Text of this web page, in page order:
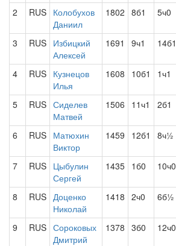
2 RUS Колобухов
Даниил
1802 8б1 5ч0
3 RUS Избицкий
Алексей
1691 9ч1 14б1
4 RUS Кузнецов
Илья
1608 10б1 1ч1
5 RUS Сиделев
Матвей
1506 11ч1 2б1
6 RUS Матюхин
Виктор
1459 12б1 8ч½
7 RUS Цыбулин
Сергей
1435 1б0 10ч0
8 RUS Доценко
Николай
1418 2ч0 6б½
9 RUS Сороковых
Дмитрий
1378 3б0 12ч0